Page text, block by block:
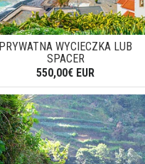
PRYWATNA WYCIECZKA LUB
SPACER
550,00€ EUR